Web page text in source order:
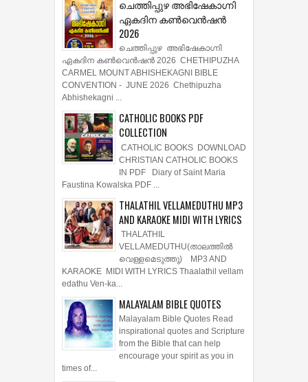
ആകാശത്തിന്‍റെയും
ഭൂമിയുടെയും സ്രഷ്ടാവുമായ ദൈവത്തില്‍
ഞാന്‍ വിശ്വസിക്കുന്നു .അവിടുത്തെ
ഏകപുത്രനും ഞങ...
ചെത്തിപ്പുഴ അഭിഷേകാഗ്നി
ഏകദിന കൺവെൻഷൻ
ഏകദിന കൺവെൻഷൻ 2026 CHETHIPUZHA
CARMEL MOUNT ABHISHEKAGNI BIBLE
CONVENTION - JUNE 2026 Chethipuzha
Abhishekagni ...
CATHOLIC BOOKS PDF
COLLECTION
CATHOLIC BOOKS DOWNLOAD
CHRISTIAN CATHOLIC BOOKS
IN PDF Diary of Saint Maria
Faustina Kowalska PDF ...
THALATHIL VELLAMEDUTHU MP3
VELLAMEDUTHU(താലത്തില്‍
വെള്ളമെടുത്തു) MP3 AND
KARAOKE MIDI WITH LYRICS Thaalathil vellam
edathu Ven-ka...
MALAYALAM BIBLE QUOTES